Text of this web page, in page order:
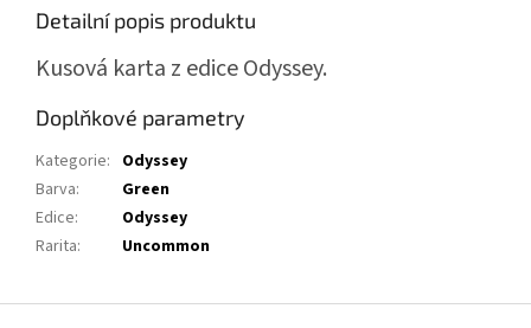
Detailní popis produktu
Kusová karta z edice Odyssey.
Doplňkové parametry
Kategorie: Odyssey
Barva:
Green
Edice:
Odyssey
Rarita: Uncommon